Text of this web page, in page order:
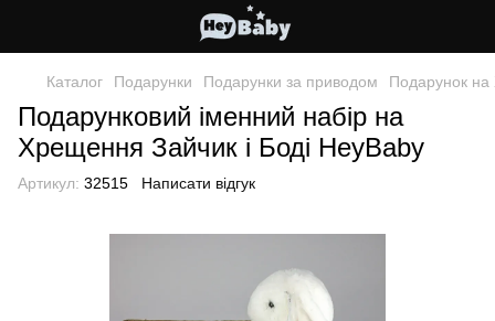
Каталог Подарунки Подарунки за приводом Подарунок
Подарунковий іменний набір на
Хрещення Зайчик і Боді HeyBaby
Артикул: 32515 Написати відгук